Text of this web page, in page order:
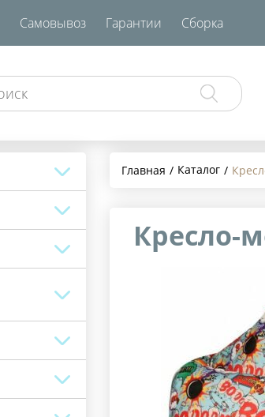
Самовывоз Гарантии Сборка
Главная Каталог
Кресло-